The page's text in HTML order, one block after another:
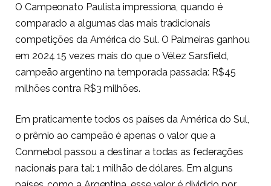
O Campeonato Paulista impressiona, quando é
comparado a algumas das mais tradicionais
competições da América do Sul. O Palmeiras ganhou
em 2024 15 vezes mais do que o Vélez Sarsfield,
campeão argentino na temporada passada: R$45
milhões contra R$3 milhões.
Em praticamente todos os países da América do Sul,
o prêmio ao campeão é apenas o valor que a
Conmebol passou a destinar a todas as federações
nacionais para tal: 1 milhão de dólares. Em alguns